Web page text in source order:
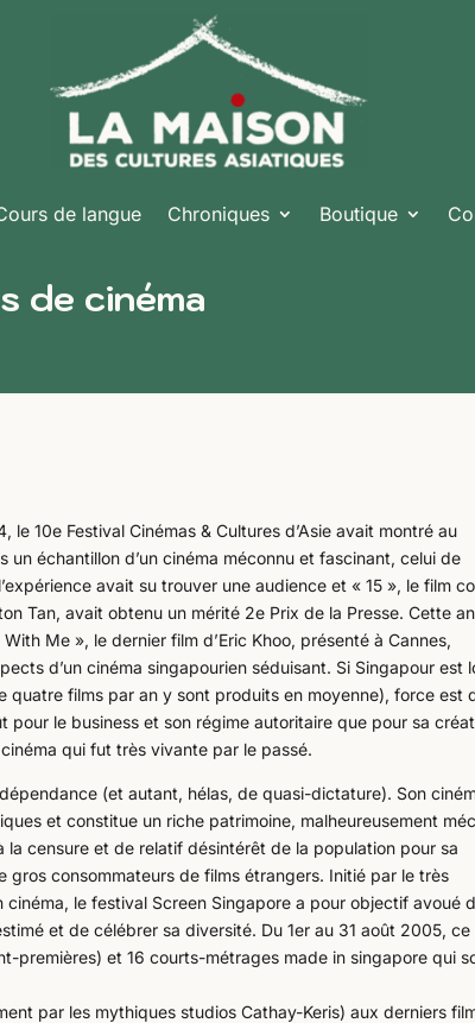
de langue Chroniques Boutique
de cinéma
le 10e Festival Cinémas & Cultures d’Asie avait montré au
un échantillon d’un cinéma méconnu et fascinant, celui de
avait su trouver une audience et « 15 », le film
Tan, avait obtenu un mérité 2e Prix de la Presse. Cette
Me », le dernier film d’Eric Khoo, présenté à Cannes,
d’un cinéma singapourien séduisant. Si Singapour est
quatre films par an y sont produits en moyenne), force est
le business et son régime autoritaire que pour sa
qui fut très vivante par le passé.
(et autant, hélas, de quasi-dictature). Son
et constitue un riche patrimoine, malheureusement
la censure et de relatif désintérêt de la population pour sa
consommateurs de films étrangers. Initié par le très
le festival Screen Singapore a pour objectif avoué
et de célébrer sa diversité. Du 1er au 31 août 2005, ce
premières) et 16 courts-métrages made in singapore qui
par les mythiques studios Cathay-Keris) aux derniers